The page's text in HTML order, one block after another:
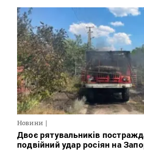
Новини
Двоє рятувальників
подвійний удар росіян на